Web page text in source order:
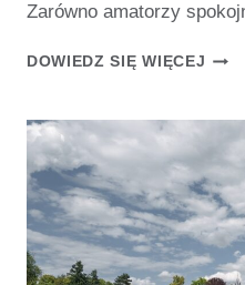
Zarówno amatorzy
DOWIEDZ SIĘ WIĘCEJ